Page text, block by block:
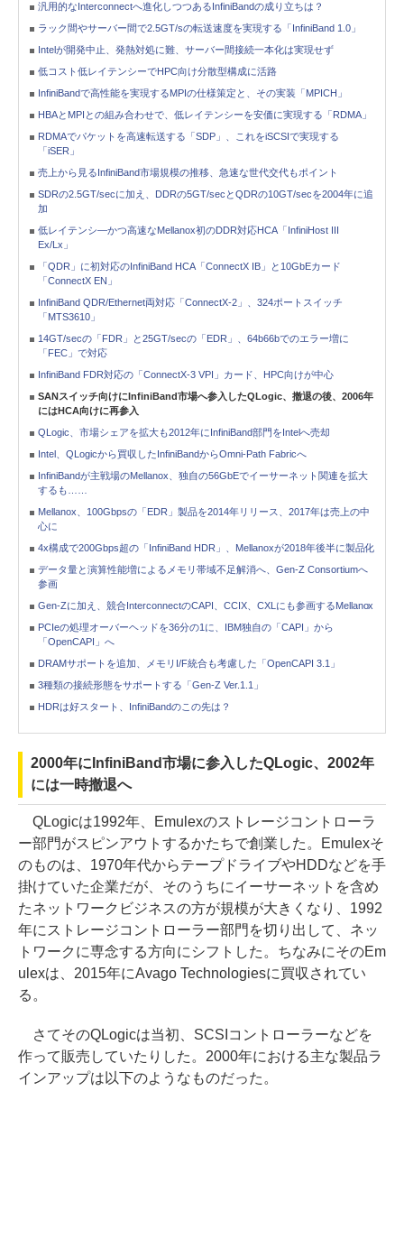
汎用的なInterconnectへ進化しつつあるInfiniBandの成り立ちは？
ラック間やサーバー間で2.5GT/sの転送速度を実現する「InfiniBand 1.0」
Intelが開発中止、発熱対処に難、サーバー間接続一本化は実現せず
低コスト低レイテンシーでHPC向け分散型構成に活路
InfiniBandで高性能を実現するMPIの仕様策定と、その実装「MPICH」
HBAとMPIとの組み合わせで、低レイテンシーを安価に実現する「RDMA」
RDMAでパケットを高速転送する「SDP」、これをiSCSIで実現する
「iSER」
売上から見るInfiniBand市場規模の推移、急速な世代交代もポイント
SDRの2.5GT/secに加え、DDRの5GT/secとQDRの10GT/secを2004年に追
加
低レイテンシ―かつ高速なMellanox初のDDR対応HCA「InfiniHost III
Ex/Lx」
「QDR」に初対応のInfiniBand HCA「ConnectX IB」と10GbEカード
「ConnectX EN」
InfiniBand QDR/Ethernet両対応「ConnectX-2」、324ポートスイッチ
「MTS3610」
14GT/secの「FDR」と25GT/secの「EDR」、64b66bでのエラー増に
「FEC」で対応
InfiniBand FDR対応の「ConnectX-3 VPI」カード、HPC向けが中心
SANスイッチ向けにInfiniBand市場へ参入したQLogic、撤退の後、2006年
にはHCA向けに再参入
QLogic、市場シェアを拡大も2012年にInfiniBand部門をIntelへ売却
Intel、QLogicから買収したInfiniBandからOmni-Path Fabricへ
InfiniBandが主戦場のMellanox、独自の56GbEでイーサーネット関連を拡大
するも……
Mellanox、100Gbpsの「EDR」製品を2014年リリース、2017年は売上の中
心に
4x構成で200Gbps超の「InfiniBand HDR」、Mellanoxが2018年後半に製品化
データ量と演算性能増によるメモリ帯域不足解消へ、Gen-Z Consortiumへ
参画
Gen-Zに加え、競合InterconnectのCAPI、CCIX、CXLにも参画するMellanox
PCIeの処理オーバーヘッドを36分の1に、IBM独自の「CAPI」から
「OpenCAPI」へ
DRAMサポートを追加、メモリI/F統合も考慮した「OpenCAPI 3.1」
3種類の接続形態をサポートする「Gen-Z Ver.1.1」
HDRは好スタート、InfiniBandのこの先は？
2000年にInfiniBand市場に参入したQLogic、2002年
には一時撤退へ
QLogicは1992年、Emulexのストレージコントローラ
ー部門がスピンアウトするかたちで創業した。Emulexそ
のものは、1970年代からテープドライブやHDDなどを手
掛けていた企業だが、そのうちにイーサーネットを含め
たネットワークビジネスの方が規模が大きくなり、1992
年にストレージコントローラー部門を切り出して、ネッ
トワークに専念する方向にシフトした。ちなみにそのEm
ulexは、2015年にAvago Technologiesに買収されてい
る。
さてそのQLogicは当初、SCSIコントローラーなどを
作って販売していたりした。2000年における主な製品ラ
インアップは以下のようなものだった。